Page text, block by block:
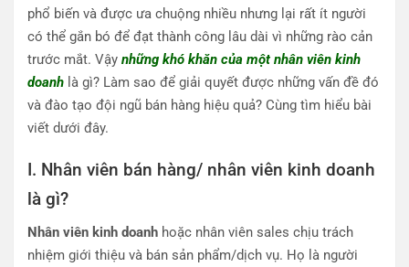
phổ biến và được ưa chuộng nhiều nhưng lại rất ít người
có thể gắn bó để đạt thành công lâu dài vì những rào cản
trước mắt. Vậy những khó khăn của một nhân viên kinh
doanh là gì? Làm sao để giải quyết được những vấn đề đó
và đào tạo đội ngũ bán hàng hiệu quả? Cùng tìm hiểu bài
viết dưới đây.
I. Nhân viên bán hàng/ nhân viên kinh doanh
là gì?
Nhân viên kinh doanh hoặc nhân viên sales chịu trách
nhiệm giới thiệu và bán sản phẩm/dịch vụ. Họ là người